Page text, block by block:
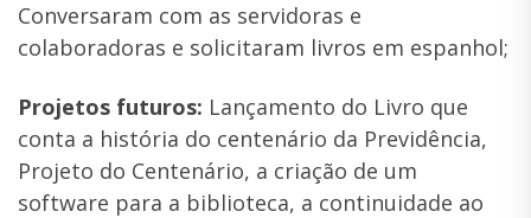
Conversaram com as servidoras e
colaboradoras e solicitaram livros em espanhol;
Projetos futuros: Lançamento do Livro que
conta a história do centenário da Previdência,
Projeto do Centenário, a criação de um
software para a biblioteca, a continuidade ao